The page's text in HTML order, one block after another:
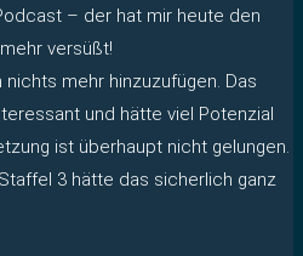
– der hat mir heute den
versüßt!
mehr hinzuzufügen. Das
und hätte viel Potenzial
ist überhaupt nicht gelungen.
3 hätte das sicherlich ganz